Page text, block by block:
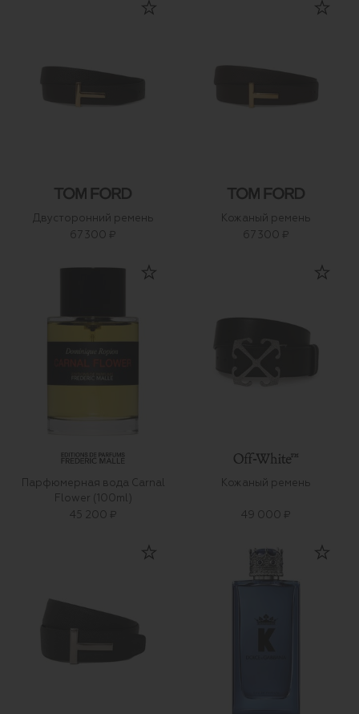
Двусторонний ремень
67 300 ₽
Кожаный ремень
67 300 ₽
Парфюмерная вода Carnal
Flower (100ml)
45 200 ₽
Кожаный ремень
49 000 ₽